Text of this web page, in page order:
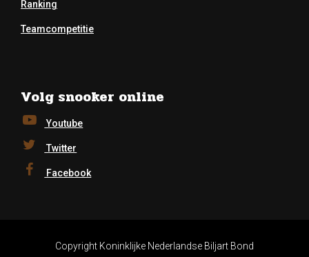
Ranking
Teamcompetitie
Volg snooker online
Youtube
Twitter
Facebook
Copyright Koninklijke Nederlandse Biljart Bond